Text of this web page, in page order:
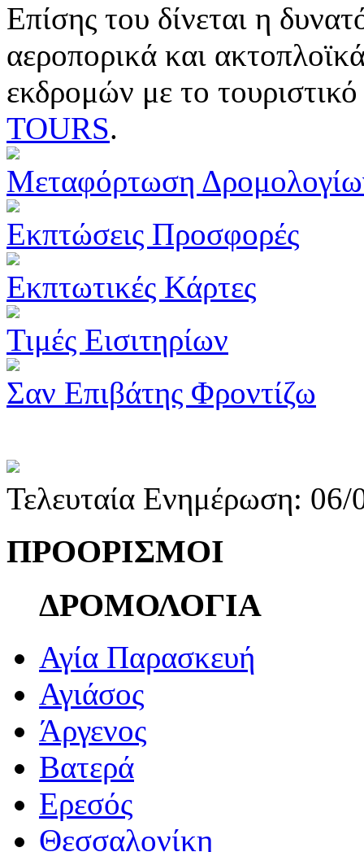
Επίσης του δίνεται η
αεροπορικά και
εκδρομών με το
TOURS.
Μεταφόρτωση
Εκπτώσεις Προσφορές
Εκπτωτικές Κάρτες
Τιμές Εισιτηρίων
Σαν Επιβάτης Φροντίζω
Τελευταία Ενημέρωση:
ΠΡΟΟΡΙΣΜΟΙ
ΔΡΟΜΟΛΟΓΙΑ
Αγία Παρασκευή
Αγιάσος
Άργενος
Βατερά
Ερεσός
Θεσσαλονίκη